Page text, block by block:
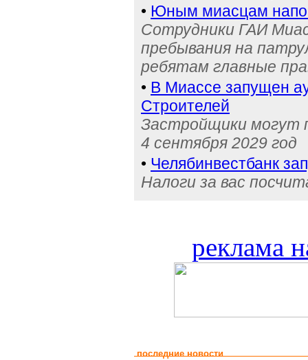
• Юным миасцам
Сотрудники ГАИ
пребывания на
ребятам главные
• В Миассе запущен
Строителей
Застройщики могут
4 сентября 2029 год
• Челябинвестбанк
Налоги за вас
реклама
последние новости